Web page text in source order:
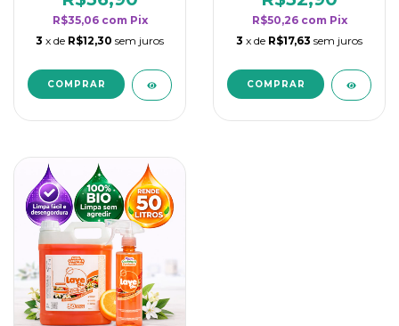
categoria - Flor de
Laranjeira
R$35,06 com Pix
3 x de R$12,30 sem juros
categoria - Flor de
Laranjeira
R$50,26 com Pix
3 x de R$17,63 sem juros